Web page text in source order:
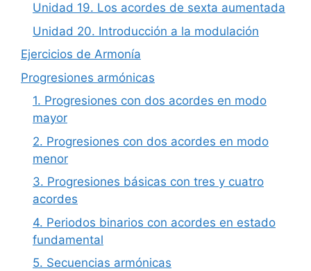
Unidad 19. Los acordes de sexta aumentada
Unidad 20. Introducción a la modulación
Ejercicios de Armonía
Progresiones armónicas
1. Progresiones con dos acordes en modo
mayor
2. Progresiones con dos acordes en modo
menor
3. Progresiones básicas con tres y cuatro
acordes
4. Periodos binarios con acordes en estado
fundamental
5. Secuencias armónicas